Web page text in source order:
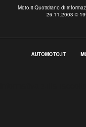
Moto.it Quotidiano di
26.11.2003 ©
AUTOMOTO.IT